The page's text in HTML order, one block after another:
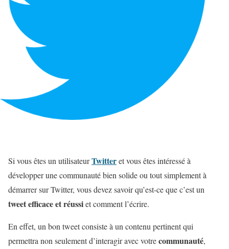
Si vous êtes un utilisateurTwitteret vous êtes intéressé à
développer une communauté bien solide ou tout simplement à
démarrer sur Twitter, vous devez savoir qu’est-ce que c’est un
tweet efficace et réussiet comment l’écrire.
En effet, un bon tweet consiste à un contenu pertinent qui
permettra non seulement d’interagir avec votrecommunauté,